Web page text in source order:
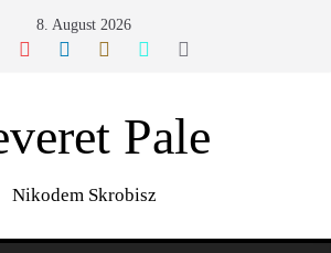
8. August 2026
Pale
Nikodem Skrobisz